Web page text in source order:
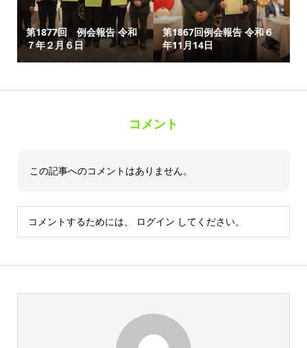
第1877回 例会報告 令和
７年２月６日
第1867回例会報告 令和６
年11月14日
コメント
この記事へのコメントはありません。
コメントするためには、 ログイン してください。